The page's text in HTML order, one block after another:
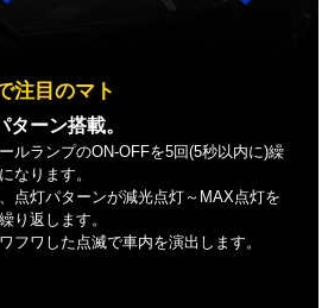
注目のマト
ーン搭載。
ルランプのON-OFFを5回(5秒以内に)繰
なります。
点灯パターンが減光点灯～MAX点灯を
り返します。
フワした点滅で車内を演出します。